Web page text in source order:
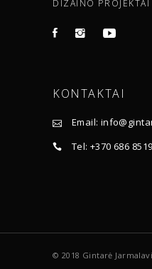
DIZAINO
KONTAKTAI
Email:
Tel: +370 686
© 2018 Gintarė